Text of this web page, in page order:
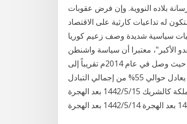
ترسانة بلاده النووية. وإن فرض عقوبات
له تداعيات كارثية على الاقتصاد
سياسية شديدة وصف زعيم كوريا
الأكبر"، معتبرا أن سياسة واشنطن
"العدائية" لن تتغير تجاه بلاده بغض النظر عمن يشغل البيت الأبيض. حيث وصل في عام 2014م تقريباً إلى
حوالي 518 مليار ريال، أي أن حجم التبادل التجاري مع المملكة يعادل حوالي 55% من إجمالي التبادل
التجاري للولايات المتحدة مع دول مجلس التعاون، بما يضع المملكة كالشريك 15‏‏/5‏‏/1442 بعد الهجرة